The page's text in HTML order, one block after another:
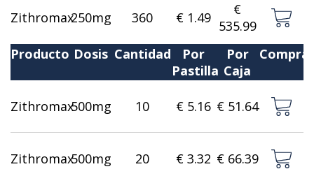
Zithromax250mg 360 € 1.49
€
535.99
Producto Dosis Cantidad
Por
Pastilla
Por
Caja
Zithromax500mg 10 € 5.16 € 51.64
Zithromax500mg 20 € 3.32 € 66.39